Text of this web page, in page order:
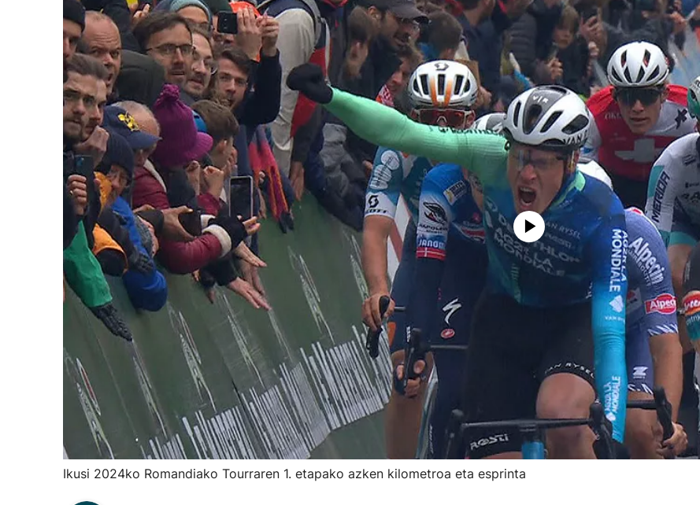
Ikusi 2024ko Romandiako Tourraren 1. etapako azken kilometroa eta esprinta